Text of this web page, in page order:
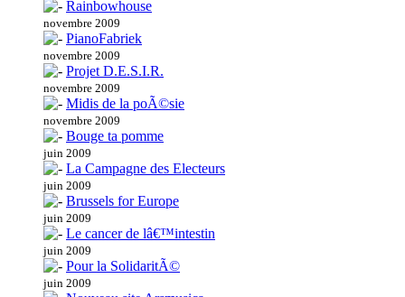
Rainbowhouse
novembre 2009
PianoFabriek
novembre 2009
Projet D.E.S.I.R.
novembre 2009
Midis de la poÃ©sie
novembre 2009
Bouge ta pomme
juin 2009
La Campagne des Electeurs
juin 2009
Brussels for Europe
juin 2009
Le cancer de lâ€™intestin
juin 2009
Pour la SolidaritÃ©
juin 2009